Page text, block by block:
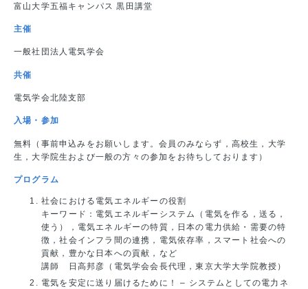
富山大学五福キャンパス 黒田講堂
主催
一般社団法人電気学会
共催
電気学会北陸支部
入場・参加
無料（事前申込みをお願いします。会員のみならず，高校生，大学
生，大学院生および一般の方々の参加をお待ちしております）
プログラム
社会における電気エネルギーの役割
キーワード：電気エネルギーシステム（電気を作る，送る，
使う），電気エネルギーの特質，日本の電力供給・需要の特
徴，社会インフラ間の連携，電気依存率，スマート社会への
貢献，豊かな日本への貢献，など
講師 日高邦彦（電気学会会長代理，東京大学大学院教授）
電気を安定に送り届けるために！ – システムとしての電力ネ